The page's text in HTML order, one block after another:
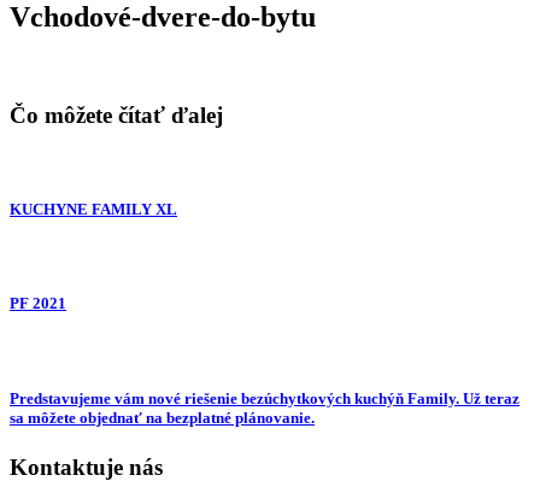
Vchodové-dvere-do-bytu
Čo môžete čítať ďalej
KUCHYNE FAMILY XL
PF 2021
Predstavujeme vám nové riešenie bezúchytkových kuchýň Family. Už teraz
sa môžete objednať na bezplatné plánovanie.
Kontaktuje nás